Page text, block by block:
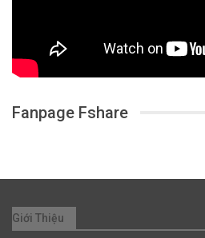
Fanpage Fshare
Giới Thiệu